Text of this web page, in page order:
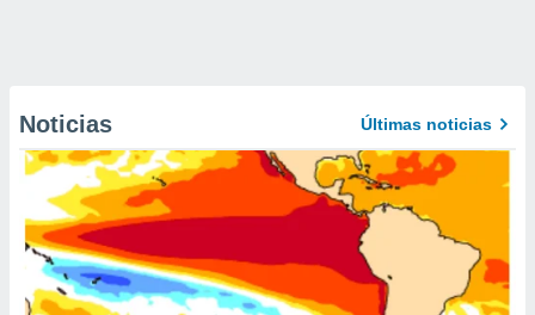
Noticias Últimas noticias